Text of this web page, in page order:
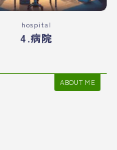
hospital
4.病院
ABOUT ME